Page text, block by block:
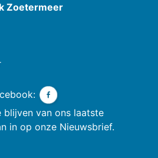
Zoetermeer
van ons laatste
in op onze Nieuwsbrief.